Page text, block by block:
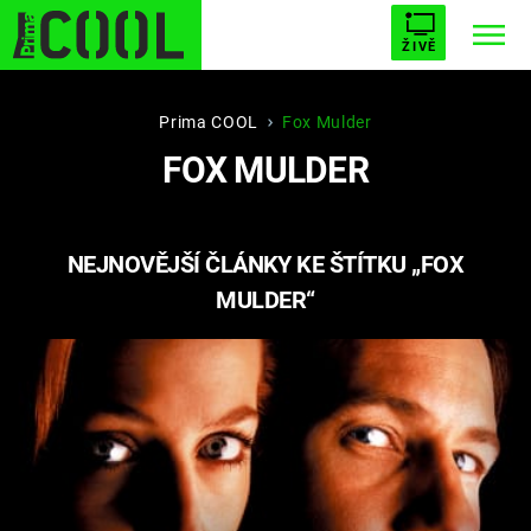
ŽIVĚ
STARHOUSE BUFFY, PŘEMOŽITELKA UPÍRŮ
PLNEJ KOTEL AVENGERS 5
Filmy
Seriály
Prima COOL Fox Mulder
FOX MULDER
NEJNOVĚJŠÍ ČLÁNKY KE ŠTÍTKU „FOX
MULDER“